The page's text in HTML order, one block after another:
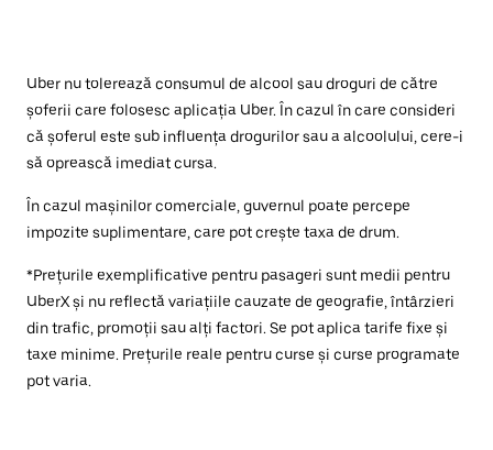
Uber nu tolerează consumul de alcool sau droguri de către
șoferii care folosesc aplicația Uber. În cazul în care consideri
că șoferul este sub influența drogurilor sau a alcoolului, cere-i
să oprească imediat cursa.
În cazul mașinilor comerciale, guvernul poate percepe
impozite suplimentare, care pot crește taxa de drum.
*Prețurile exemplificative pentru pasageri sunt medii pentru
UberX și nu reflectă variațiile cauzate de geografie, întârzieri
din trafic, promoții sau alți factori. Se pot aplica tarife fixe și
taxe minime. Prețurile reale pentru curse și curse programate
pot varia.